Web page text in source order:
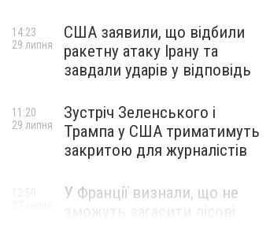
США заявили, що відбили
ракетну атаку Ірану та
завдали ударів у відповідь
14:23
29 липня
Зустріч Зеленського і
Трампа у США триматимуть
закритою для журналістів
11:20
29 липня
У Франції визнали, що не